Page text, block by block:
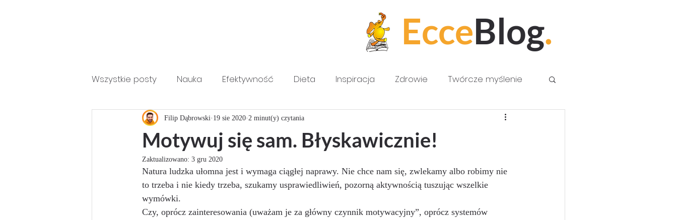
EcceBlog.
Wszystkie posty Nauka Efektywność Dieta Inspiracja Zdrowie Twórcze myślenie
Perfect Student Online
Motywuj się sam. Błyskawicznie!
Filip Dąbrowski 19 sie 2020 2 minut(y) czytania
Zaktualizowano: 3 gru 2020
Natura ludzka ułomna jest i wymaga ciągłej naprawy. Nie chce nam się, zwlekamy albo robimy nie
to trzeba i nie kiedy trzeba, szukamy usprawiedliwień, pozorną aktywnością tuszując wszelkie
wymówki.
Czy, oprócz zainteresowania (uważam je za główny czynnik motywacyjny”, oprócz systemów